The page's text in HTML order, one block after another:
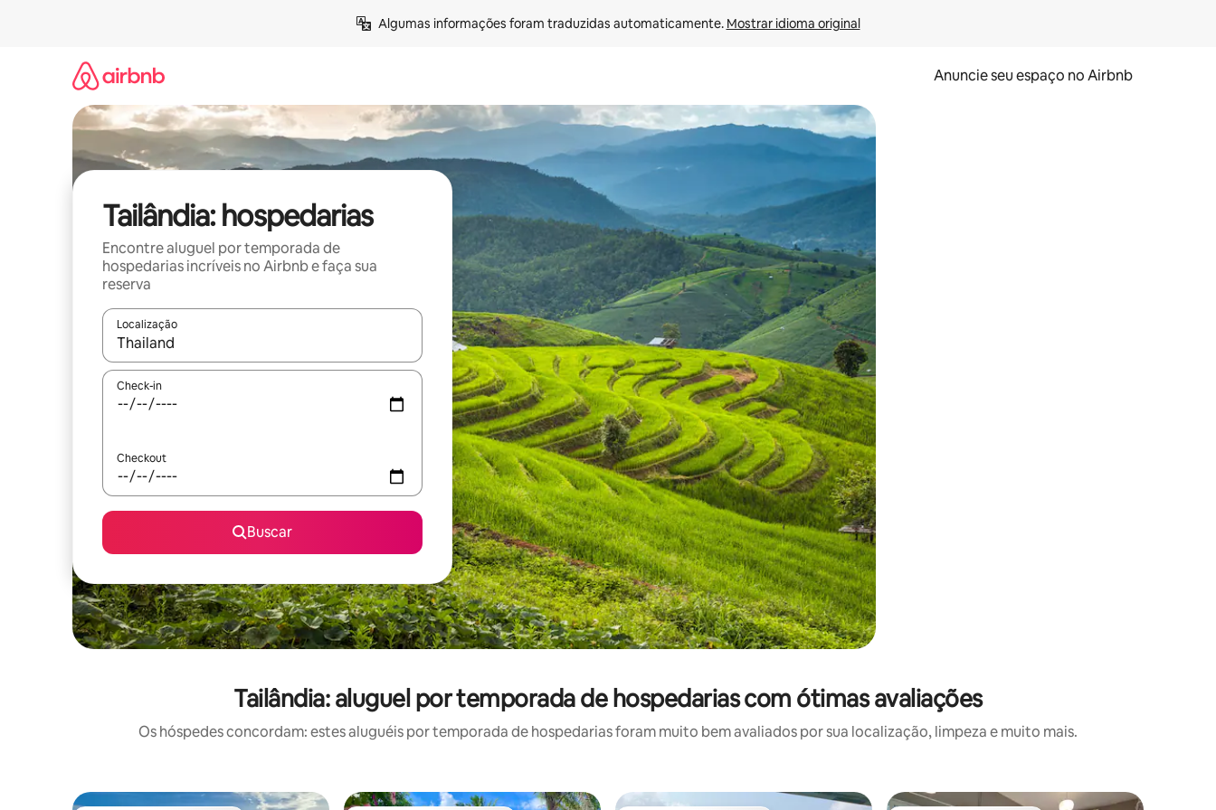
Algumas informações foram traduzidas automaticamente. Mostrar idioma original
Anuncie seu espaço no Airbnb
Tailândia: hospedarias
Encontre aluguel por temporada de
hospedarias incríveis no Airbnb e faça sua
reserva
Localização
Quando os resultados estiverem disponíveis, explore-os usando as seta para cima e para baixo do teclado ou tocando e deslizando o dedo na tela.
Check-in
Checkout
Buscar
Tailândia: aluguel por temporada de hospedarias com ótimas avaliações
Os hóspedes concordam: estes aluguéis por temporada de hospedarias foram muito bem avaliados por sua localização, limpeza e muito mais.